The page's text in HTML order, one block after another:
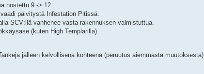
nostettu 9 -> 12.
päivitystä Infestation Pitissä.
SCV:llä vanhenee vasta rakennuksen valmistuttua.
(kuten High Templarilla).
jälleen kelvollisena kohteena (peruutus aiemmasta muutoksesta).